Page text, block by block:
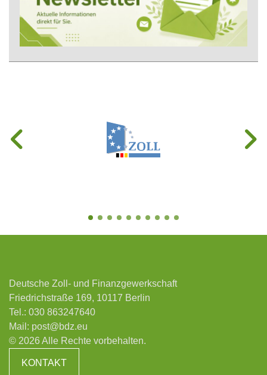
Deutsche Zoll- und Finanzgewerkschaft
Friedrichstraße 169, 10117 Berlin
Tel.: 030 863247640
Mail: post@bdz.eu
© 2026 Alle Rechte vorbehalten.
KONTAKT